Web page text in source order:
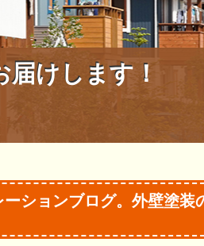
けします！
ションブログ。外壁塗装